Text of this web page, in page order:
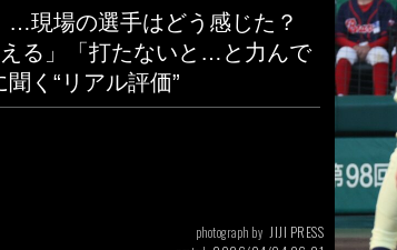
…現場の選手はどう感じた？
える」「打たないと…と力んで
く“リアル評価”
photograph by JIJI PRESS